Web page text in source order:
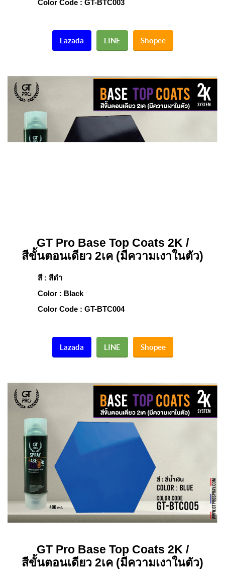
Color Code : GT-BTC003
Lazada LINE Shopee
GT Pro Base Top Coats 2K /
สีขั้นตอนเดียว 2เค (มีความเงาในตัว)
สี : สีดำ
Color : Black
Color Code : GT-BTC004
Lazada LINE Shopee
GT Pro Base Top Coats 2K /
สีขั้นตอนเดียว 2เค (มีความเงาในตัว)